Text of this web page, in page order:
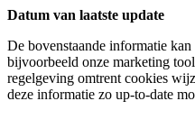
Datum van laatste update​
De bovenstaande informatie
bijvoorbeeld onze marketing
regelgeving omtrent cookies
deze informatie zo up-to-date